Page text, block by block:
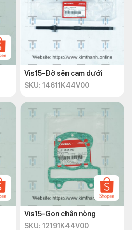
Vis15-Đỡ sên cam dưới
SKU: 14611K44V00
Vis15-Gon chân nòng
SKU: 12191K44V00